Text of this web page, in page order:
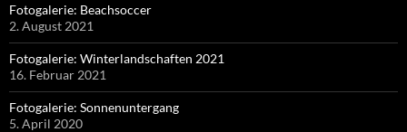
Fotogalerie: Beachsoccer
2. August 2021
Fotogalerie: Winterlandschaften 2021
16. Februar 2021
Fotogalerie: Sonnenuntergang
5. April 2020